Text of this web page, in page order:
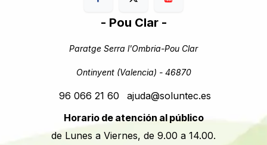
- Pou Clar -
Paratge Serra l'Ombria-Pou Clar
Ontinyent (Valencia) - 46870
96 066 21 60
ajuda@soluntec.es
Horario de atención al público
de Lunes a Viernes, de 9.00 a 14.00.